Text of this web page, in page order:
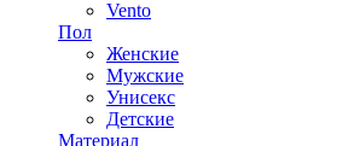
Vento
Пол
Женские
Мужские
Унисекс
Детские
Материал